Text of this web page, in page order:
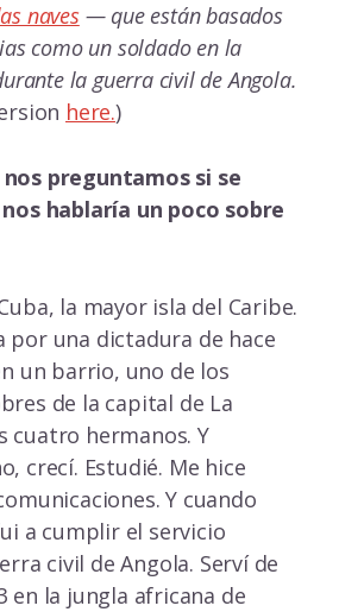
naves— que están basados
como un soldado en la
la guerra civil de Angola.
here.)
preguntamos si se
hablaría un poco sobre
la mayor isla del Caribe.
por una dictadura de hace
un barrio, uno de los
de la capital de La
cuatro hermanos. Y
crecí. Estudié. Me hice
Y cuando
a cumplir el servicio
civil de Angola. Serví de
en la jungla africana de